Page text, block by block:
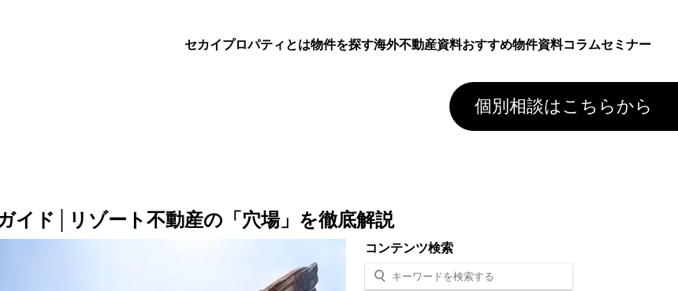
セカイプロパティとは物件を探す海外不動産資料おすすめ物件資料コラムセミナー
個別相談はこちらから
イド│リゾート不動産の「穴場」を徹底解説
コンテンツ検索